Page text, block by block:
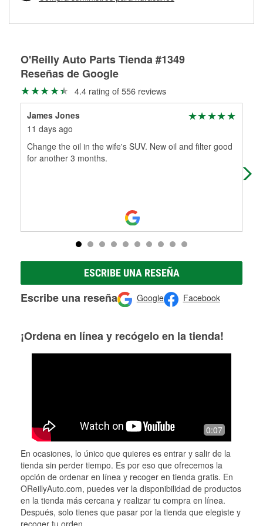
partes de reemplazo correctas para tu reparación.
O'Reilly Auto Parts Tienda #1349
Reseñas de Google
4.4 rating of 556 reviews
James Jones
11 days ago
Change the oil in the wife's SUV. New oil and filter good
for another 3 months.
ESCRIBE UNA RESEÑA
Escribe una reseña Google Facebook
¡Ordena en línea y recógelo en la tienda!
0:07
En ocasiones, lo único que quieres es entrar y salir de la
tienda sin perder tiempo. Es por eso que ofrecemos la
opción de ordenar en línea y recoger en tienda gratis. En
OReillyAuto.com, puedes ver la disponibilidad de productos
en la tienda más cercana y realizar tu compra en línea.
Después, solo tienes que pasar por la tienda que elegiste y
recoger tu orden.